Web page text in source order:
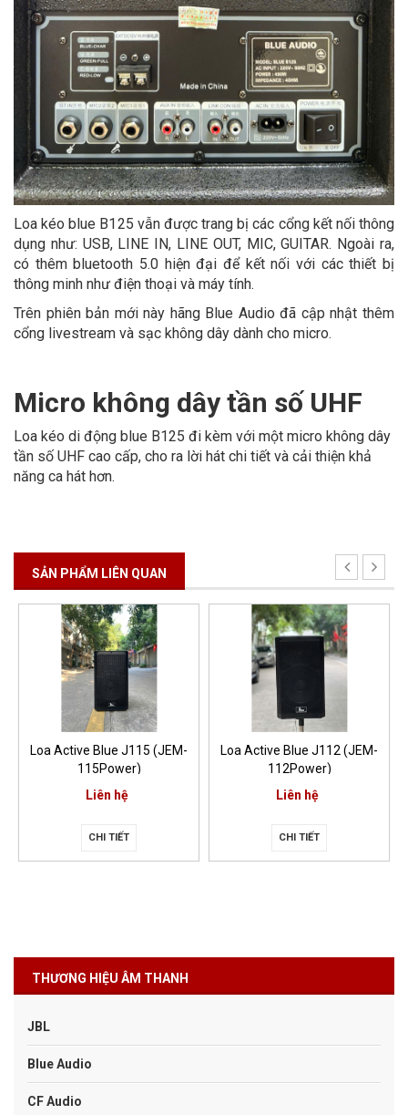
Loa kéo blue B125 vẫn được trang bị các cổng kết nối thông
dụng như: USB, LINE IN, LINE OUT, MIC, GUITAR. Ngoài ra,
có thêm bluetooth 5.0 hiện đại để kết nối với các thiết bị
thông minh như điện thoại và máy tính.
Trên phiên bản mới này hãng Blue Audio đã cập nhật thêm
cổng livestream và sạc không dây dành cho micro.
Micro không dây tần số UHF
Loa kéo di động blue B125 đi kèm với một micro không dây
tần số UHF cao cấp, cho ra lời hát chi tiết và cải thiện khả
năng ca hát hơn.
SẢN PHẨM LIÊN QUAN
Loa Active Blue J115 (JEM-
115Power)
Liên hệ
CHI TIẾT
Loa Active Blue J112 (JEM-
112Power)
Liên hệ
CHI TIẾT
THƯƠNG HIỆU ÂM THANH
JBL
Blue Audio
CF Audio